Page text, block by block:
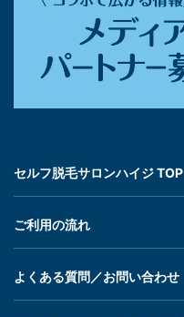
セルフ脱毛サロンハイジ TOP
ご利用の流れ
よくある質問／お問い合わせ